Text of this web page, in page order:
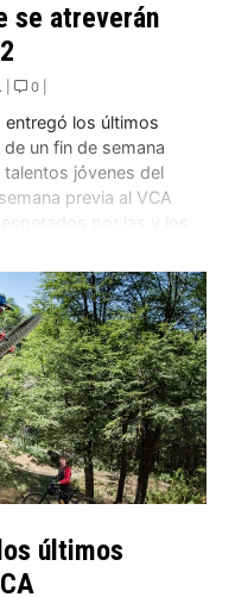
se atreverán
| 0 |
entregó los últimos
un fin de semana
jóvenes del
previa al VCA
por las y los
últimos